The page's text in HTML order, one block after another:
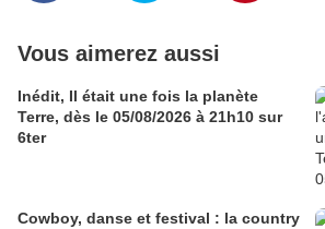
Vous aimerez aussi
Inédit, Il était une fois la planète
Terre, dès le 05/08/2026 à 21h10 sur
6ter
Cowboy, danse et festival : la country